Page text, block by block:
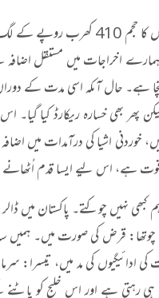
پھر بھی خسارہ ریکارڈ کیا
قوت ہے، اس لیے ایسا قدم
کبھی نہیں چوکتے۔ پاکستان
قرض کی صورت میں۔ ہمیں
ادائیگیوں کی مد میں، تیسرا:
ہی رہتی ہے اور اس خلیج کو